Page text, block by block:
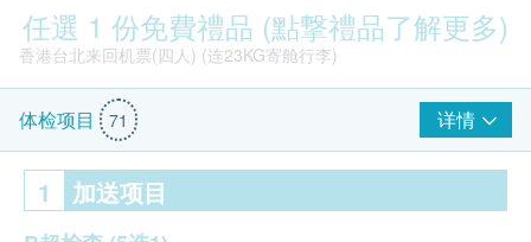
个别客服回覆速度需再提升，预约流程可进一步简化
周末及港岛区域选项需更充足，部分中心高峰期等待较长
部分抽血体验需留意舒适度与减痛措施
礼品兑换方式可增加邮寄或线上兑换选项以提升便利性
结论
结论：此体检服务以全面的检查内容、专业的讲解与友善的服务
团队为核心优势，适合职场人士、照护家庭及追求身体健康管理
任選 1 份免費禮品 (點撃禮品了解更多)
香港台北来回机票(四人) (连23KG寄舱行李)
体检项目 71 详情
1 加送项目